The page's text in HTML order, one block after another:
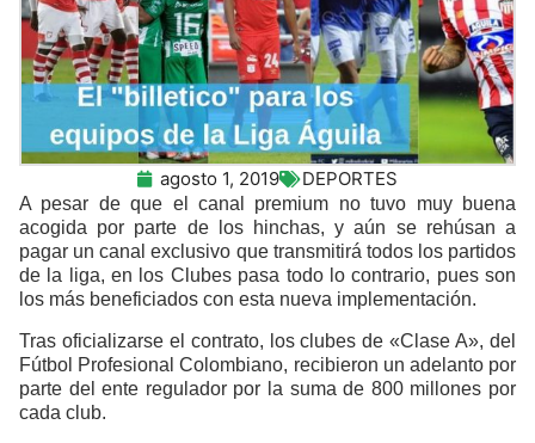
agosto 1, 2019 DEPORTES
A pesar de que el canal premium no tuvo muy buena
acogida por parte de los hinchas, y aún se rehúsan a
pagar un canal exclusivo que transmitirá todos los partidos
de la liga, en los Clubes pasa todo lo contrario, pues son
los más beneficiados con esta nueva implementación.
Tras oficializarse el contrato, los clubes de «Clase A», del
Fútbol Profesional Colombiano, recibieron un adelanto por
parte del ente regulador por la suma de 800 millones por
cada club.